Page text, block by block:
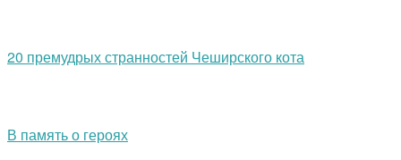
20 премудрых странностей Чеширского кота
В память о героях